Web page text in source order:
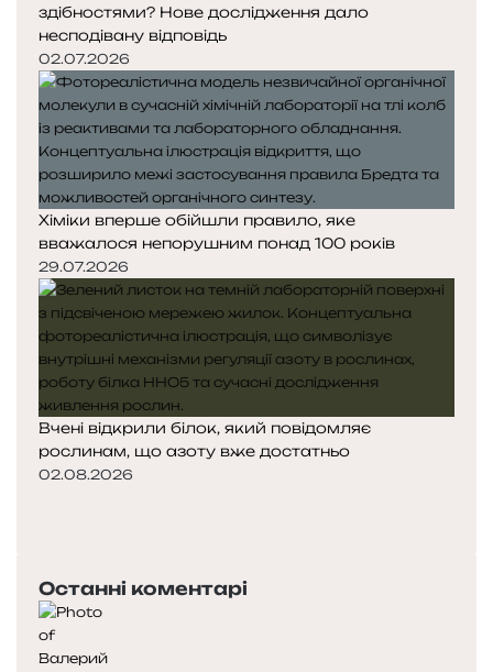
здібностями? Нове дослідження дало
несподівану відповідь
02.07.2026
Хіміки вперше обійшли правило, яке
вважалося непорушним понад 100 років
29.07.2026
Вчені відкрили білок, який повідомляє
рослинам, що азоту вже достатньо
02.08.2026
Останні коментарі